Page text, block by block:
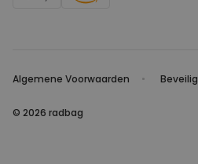
Algemene Voorwaarden
© 2026 radbag